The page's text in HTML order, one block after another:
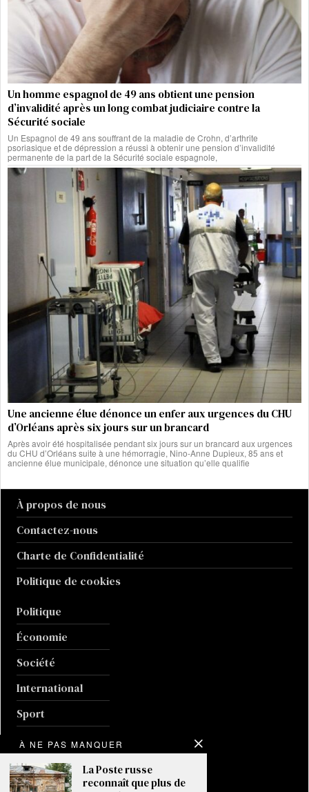
Un homme espagnol de 49 ans obtient une pension
d’invalidité après un long combat judiciaire contre la
Sécurité sociale
Un Espagnol de 49 ans souffrant de la maladie de Crohn, d’arthrite
psoriasique et de dépression a réussi à obtenir une pension d’invalidité
permanente de la part de la Sécurité sociale espagnole,
Une ancienne élue dénonce un enfer aux urgences du CHU
d’Orléans après six jours sur un brancard
Après avoir été hospitalisée pendant six jours sur un brancard aux urgences
du CHU d’Orléans suite à une hémorragie, Nino-Anne Dupieux, 85 ans et
ancienne élue municipale, dénonce une situation qu’elle qualifie
À propos de nous
Contactez-nous
Charte de Confidentialité
Politique de cookies
Politique
Économie
Société
International
Sport
Culture
Guerre en Ukraine
À NE PAS MANQUER
La Poste russe
reconnaît que plus de